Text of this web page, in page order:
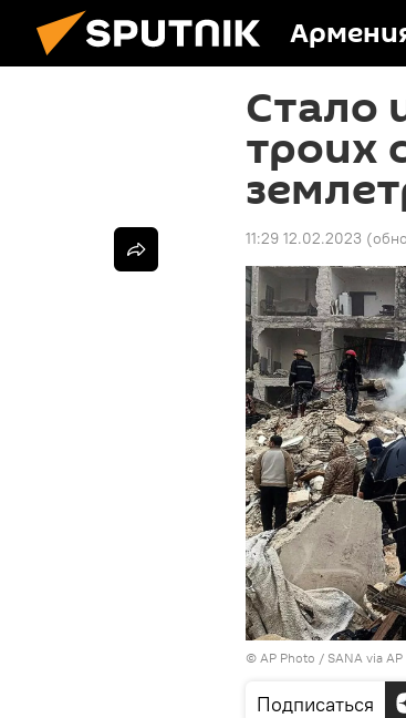
Стало
троих
11:29 12.02.2023
© AP Photo / SANA via AP
Подписаться